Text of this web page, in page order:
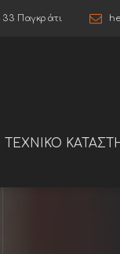
33 Παγκράτι
ΤΕΧΝΙΚΟ